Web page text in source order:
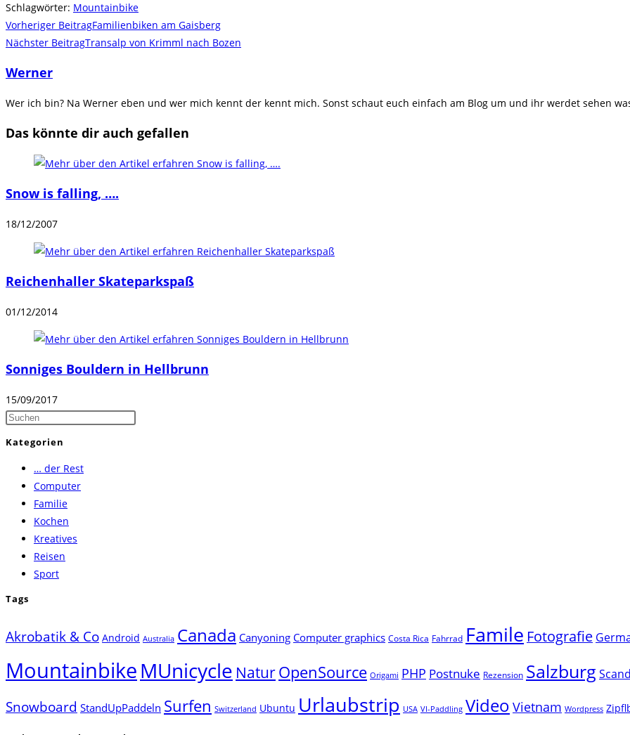
Schlagwörter: Mountainbike
Weitere
Artikel
ansehen
Vorheriger BeitragFamilienbiken am Gaisberg
Nächster BeitragTransalp von Krimml nach Bozen
Werner
Wer ich bin? Na Werner eben und wer mich kennt der kennt mich. Sonst schaut euch einfach am Blog um und ihr werdet sehen
Das könnte dir auch gefallen
Snow is falling, ….
18/12/2007
Reichenhaller Skateparkspaß
01/12/2014
Sonniges Bouldern in Hellbrunn
15/09/2017
Press
Kategorien
… der Rest
Computer
Familie
Kochen
Kreatives
Reisen
Sport
Tags
Akrobatik & Co Android Australia Canada Canyoning Computer graphics Costa Rica Fahrrad Famile Fotografie
MountainbikeMUnicycle NaturOpenSource Origami PHP Postnuke Rezension Salzburg
Snowboard StandUpPaddeln Surfen Switzerland Ubuntu Urlaubstrip USA VI-Paddling Video Vietnam Wordpress